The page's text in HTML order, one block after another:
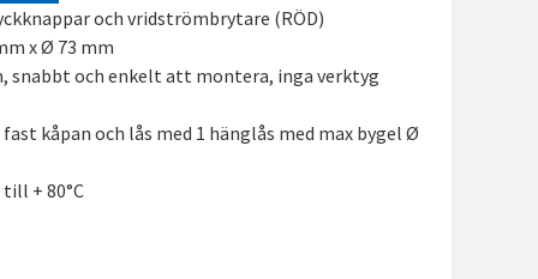
och vridströmbrytare (RÖD)
x Ø 73 mm
snabbt och enkelt att montera, inga verktyg
kåpan och lås med 1 hänglås med max bygel Ø
+ 80°C